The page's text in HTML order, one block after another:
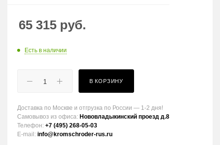
65 315 руб.
Есть в наличии
В КОРЗИНУ
Доставка по Москве и отгрузка по России — 1-2 дня!
Самовывоз из офиса: Нововладыкинский проезд д.8
Телефон: +7 (495) 268-05-03
E-mail: info@kromschroder-rus.ru